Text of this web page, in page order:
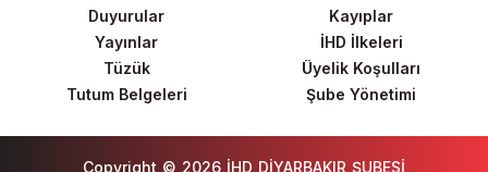
Duyurular
Kayıplar
Yayınlar
İHD İlkeleri
Tüzük
Üyelik Koşulları
Tutum Belgeleri
Şube Yönetimi
Copyright © 2026 İHD DİYARBAKIR ŞUBESİ